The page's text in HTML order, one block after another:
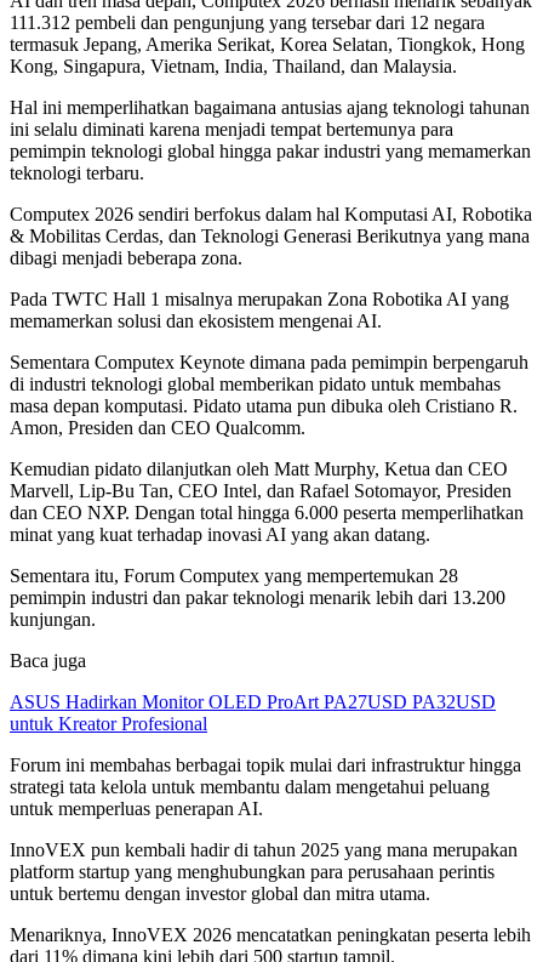
111.312 pembeli dan pengunjung yang tersebar dari 12 negara
termasuk Jepang, Amerika Serikat, Korea Selatan, Tiongkok, Hong
Kong, Singapura, Vietnam, India, Thailand, dan Malaysia.
Hal ini memperlihatkan bagaimana antusias ajang teknologi tahunan
ini selalu diminati karena menjadi tempat bertemunya para
pemimpin teknologi global hingga pakar industri yang memamerkan
teknologi terbaru.
Computex 2026 sendiri berfokus dalam hal Komputasi AI, Robotika
& Mobilitas Cerdas, dan Teknologi Generasi Berikutnya yang mana
dibagi menjadi beberapa zona.
Pada TWTC Hall 1 misalnya merupakan Zona Robotika AI yang
memamerkan solusi dan ekosistem mengenai AI.
Sementara Computex Keynote dimana pada pemimpin berpengaruh
di industri teknologi global memberikan pidato untuk membahas
masa depan komputasi. Pidato utama pun dibuka oleh Cristiano R.
Amon, Presiden dan CEO Qualcomm.
Kemudian pidato dilanjutkan oleh Matt Murphy, Ketua dan CEO
Marvell, Lip-Bu Tan, CEO Intel, dan Rafael Sotomayor, Presiden
dan CEO NXP. Dengan total hingga 6.000 peserta memperlihatkan
minat yang kuat terhadap inovasi AI yang akan datang.
Sementara itu, Forum Computex yang mempertemukan 28
pemimpin industri dan pakar teknologi menarik lebih dari 13.200
kunjungan.
Baca juga
ASUS Hadirkan Monitor OLED ProArt PA27USD PA32USD
untuk Kreator Profesional
Forum ini membahas berbagai topik mulai dari infrastruktur hingga
strategi tata kelola untuk membantu dalam mengetahui peluang
untuk memperluas penerapan AI.
InnoVEX pun kembali hadir di tahun 2025 yang mana merupakan
platform startup yang menghubungkan para perusahaan perintis
untuk bertemu dengan investor global dan mitra utama.
Menariknya, InnoVEX 2026 mencatatkan peningkatan peserta lebih
dari 11% dimana kini lebih dari 500 startup tampil.